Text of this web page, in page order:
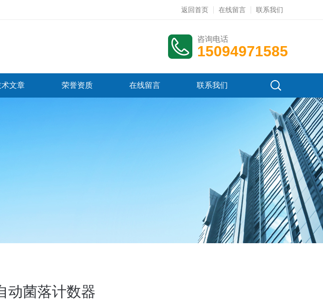
返回首页 在线留言 联系我们
咨询电话
15094971585
术文章 荣誉资质 在线留言 联系我们
动菌落计数器